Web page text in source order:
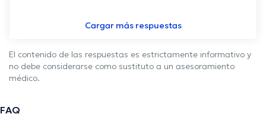
Cargar más respuestas
El contenido de las respuestas es estrictamente informativo y
no debe considerarse como sustituto a un asesoramiento
médico.
FAQ